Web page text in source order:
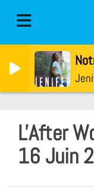
L'After
16 Juin